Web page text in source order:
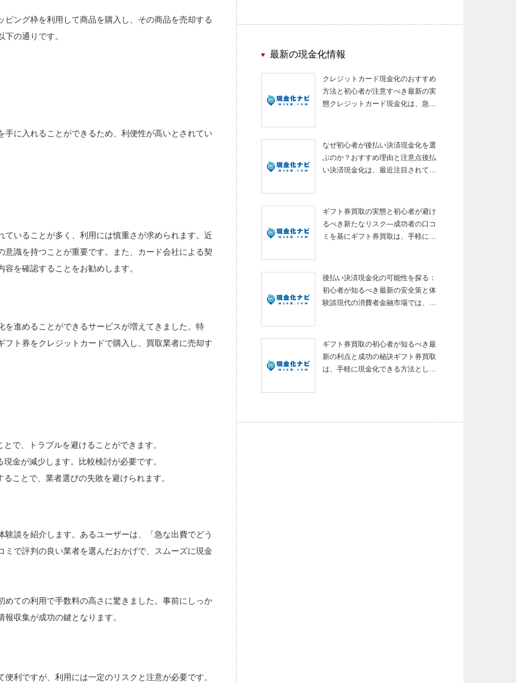
ング枠を利用して商品を購入し、その商品を売却する
の通りです。
に入れることができるため、利便性が高いとされてい
いることが多く、利用には慎重さが求められます。近
識を持つことが重要です。また、カード会社による契
を確認することをお勧めします。
進めることができるサービスが増えてきました。特
ト券をクレジットカードで購入し、買取業者に売却す
で、トラブルを避けることができます。
金が減少します。比較検討が必要です。
ことで、業者選びの失敗を避けられます。
談を紹介します。あるユーザーは、「急な出費でどう
で評判の良い業者を選んだおかげで、スムーズに現金
ての利用で手数料の高さに驚きました。事前にしっか
収集が成功の鍵となります。
利ですが、利用には一定のリスクと注意が必要です。
最新の現金化情報
クレジットカード現金化のおすすめ
方法と初心者が注意すべき最新の実
態クレジットカード現金化は、急…
なぜ初心者が後払い決済現金化を選
ぶのか？おすすめ理由と注意点後払
い決済現金化は、最近注目されて…
ギフト券買取の実態と初心者が避け
るべき新たなリスク—成功者の口コ
ミを基にギフト券買取は、手軽に…
後払い決済現金化の可能性を探る：
初心者が知るべき最新の安全策と体
験談現代の消費者金融市場では、…
ギフト券買取の初心者が知るべき最
新の利点と成功の秘訣ギフト券買取
は、手軽に現金化できる方法とし…